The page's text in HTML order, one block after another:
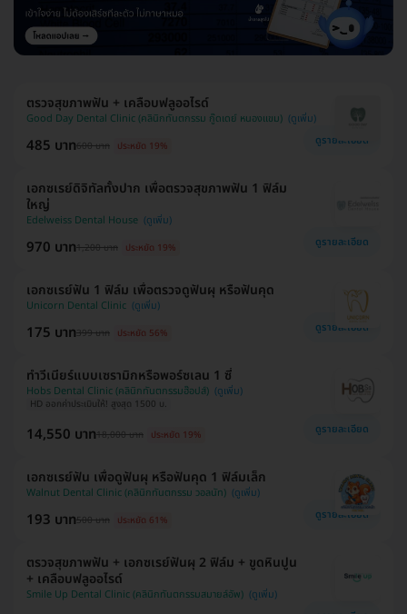
ตรวจสุขภาพฟัน + เคลือบฟลูออไรด์
Good Day Dental Clinic (คลินิกทันตกรรม กู๊ดเดย์ หนองแขม)
485 บาท600 บาท ประหยัด 19% ดูรายละเอียด
เอกซเรย์ดิจิทัลทั้งปาก เพื่อตรวจสุขภาพฟัน 1 ฟิล์ม
ใหญ่
Edelweiss Dental House
970 บาท1,200 บาท ประหยัด 19% ดูรายละเอียด
เอกซเรย์ฟัน 1 ฟิล์ม เพื่อตรวจดูฟันผุ หรือฟันคุด
Unicorn Dental Clinic
175 บาท399 บาท ประหยัด 56% ดูรายละเอียด
HD ออกค่าประเมินให้! สูงสุด 1500 บ.
ทำวีเนียร์แบบเซรามิกหรือพอร์ซเลน 1 ซี่
Hobs Dental Clinic (คลินิกทันตกรรมฮ๊อปส์)
14,550 บาท18,000 บาท ประหยัด 19% ดูรายละเอียด
เอกซเรย์ฟัน เพื่อดูฟันผุ หรือฟันคุด 1 ฟิล์มเล็ก
Walnut Dental Clinic (คลินิกทันตกรรม วอลนัท)
193 บาท500 บาท ประหยัด 61% ดูรายละเอียด
ตรวจสุขภาพฟัน + เอกซเรย์ฟันผุ 2 ฟิล์ม + ขูดหินปูน
+ เคลือบฟลูออไรด์
Smile Up Dental Clinic (คลินิกทันตกรรมสมายล์อัพ)